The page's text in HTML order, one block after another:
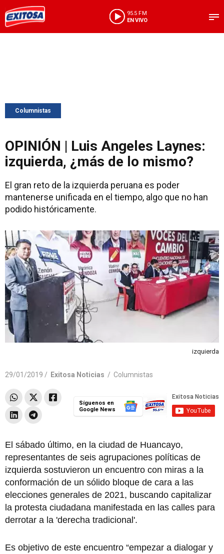
95.5 FM
EN VIVO
Columnistas
OPINIÓN | Luis Angeles Laynes:
izquierda, ¿más de lo mismo?
El gran reto de la izquierda peruana es poder
mantenerse unificada en el tiempo, algo que no han
podido históricamente.
izquierda
29/01/2019 / Exitosa Noticias / Columnistas
Síguenos en
Google News
El sábado último, en la ciudad de Huancayo,
representantes de seis agrupaciones políticas de
izquierda sostuvieron un encuentro con miras a la
conformación de un sólido bloque de cara a las
elecciones generales de 2021, buscando capitalizar
la protesta ciudadana manifestada en las calles para
derrotar a la 'derecha tradicional'.
Es objetivo de este encuentro “empezar a dialogar y